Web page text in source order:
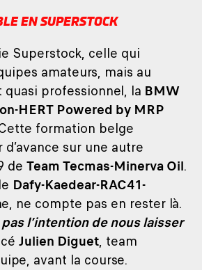
EN SUPERSTOCK
Superstock, celle qui
amateurs, mais au
professionnel, la BMW
HERT Powered by MRP
formation belge
sur une autre
de Team Tecmas-Minerva Oil.
Dafy-Kaedear-RAC41-
ne compte pas en rester là.
l’intention de nous laisser
Julien Diguet, team
avant la course.